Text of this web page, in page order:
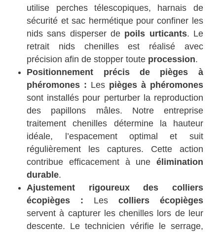
utilise perches télescopiques, harnais de
sécurité et sac hermétique pour confiner les
nids sans disperser de poils urticants. Le
retrait nids chenilles est réalisé avec
précision afin de stopper toute procession.
Positionnement précis de pièges à
phéromones : Les pièges à phéromones
sont installés pour perturber la reproduction
des papillons mâles. Notre entreprise
traitement chenilles détermine la hauteur
idéale, l’espacement optimal et suit
régulièrement les captures. Cette action
contribue efficacement à une élimination
durable.
Ajustement rigoureux des colliers
écopièges : Les colliers écopièges
servent à capturer les chenilles lors de leur
descente. Le technicien vérifie le serrage,